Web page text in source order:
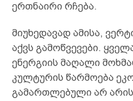
ერთნაირი რჩება.
მიუხედავად ამისა,
აქვს გამოწვევები.
ენერგიის მაღალი
კულტურის წარმოება
გამართლებული არ